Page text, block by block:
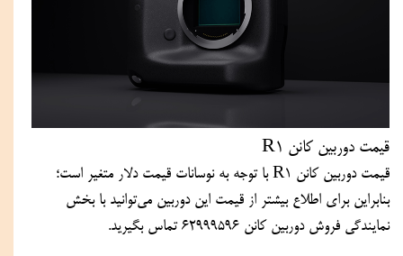
قیمت دوربین کانن R1
نمایندگی فروش دوربین کانن 62999596 تماس بگیرید.